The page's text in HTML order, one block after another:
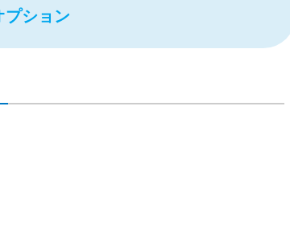
プション